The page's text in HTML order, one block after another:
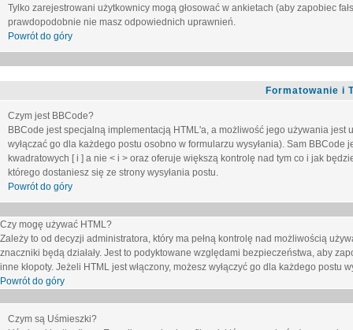
Tylko zarejestrowani użytkownicy mogą głosować w ankietach (aby zapobiec
prawdopodobnie nie masz odpowiednich uprawnień.
Powrót do góry
Formatowanie i
Czym jest BBCode?
BBCode jest specjalną implementacją HTML'a, a możliwość jego używania
wyłączać go dla każdego postu osobno w formularzu wysyłania). Sam
kwadratowych [ i ] a nie < i > oraz oferuje większą kontrolę nad tym co i jak
którego dostaniesz się ze strony wysyłania postu.
Powrót do góry
Czy mogę używać HTML?
Zależy to od decyzji administratora, który ma pełną kontrolę nad możliwością
znaczniki będą działały. Jest to podyktowane względami bezpieczeństwa, aby
inne kłopoty. Jeżeli HTML jest włączony, możesz wyłączyć go dla każdego
Powrót do góry
Czym są Uśmieszki?